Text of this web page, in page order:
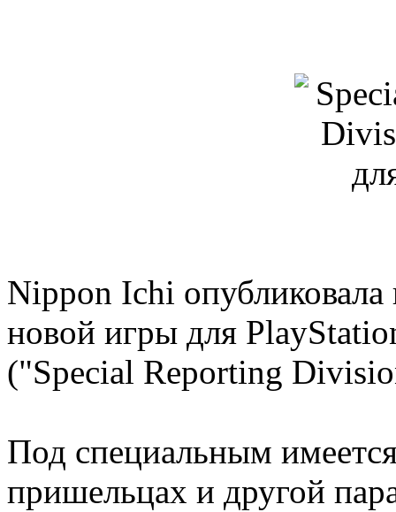
Nippon Ichi
новой игры для
("Special Reporting
Под специальным
пришельцах и другой